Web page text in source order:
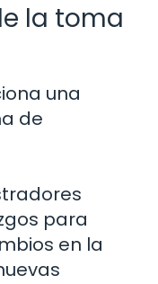
la toma
una
de
para
en la